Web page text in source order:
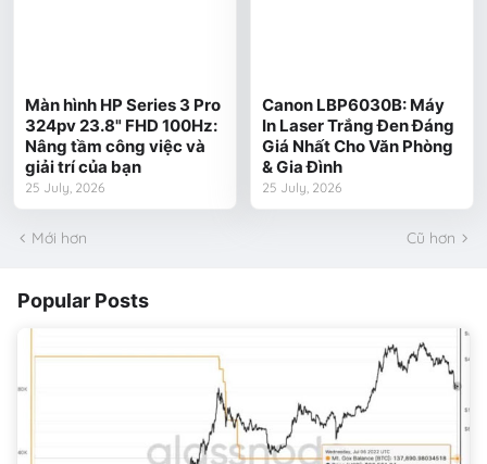
Màn hình HP Series 3 Pro
324pv 23.8" FHD 100Hz:
Nâng tầm công việc và
giải trí của bạn
25 July, 2026
Canon LBP6030B: Máy
In Laser Trắng Đen Đáng
Giá Nhất Cho Văn Phòng
& Gia Đình
25 July, 2026
Mới hơn Cũ hơn
Popular Posts